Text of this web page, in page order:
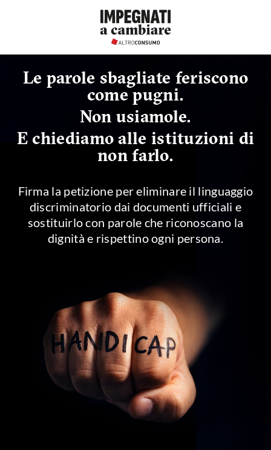
Le parole sbagliate feriscono
come pugni.
Non usiamole.
E chiediamo alle istituzioni di
non farlo.
Firma la petizione per eliminare il linguaggio
discriminatorio dai documenti ufficiali e
sostituirlo con parole che riconoscano la
dignità e rispettino ogni persona.